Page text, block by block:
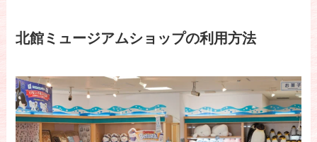
北館ミュージアムショップの利用方法